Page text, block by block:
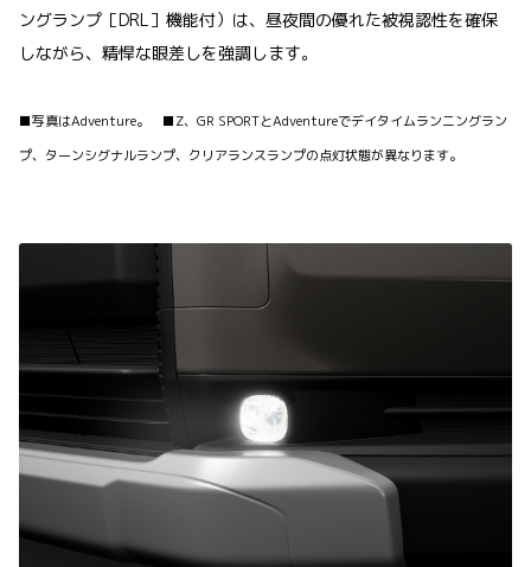
ングランプ［DRL］機能付）は、昼夜間の優れた被視認性を確保
しながら、精悍な眼差しを強調します。
■写真はAdventure。 ■Z、GR SPORTとAdventureでデイタイムランニングラン
プ、ターンシグナルランプ、クリアランスランプの点灯状態が異なります。